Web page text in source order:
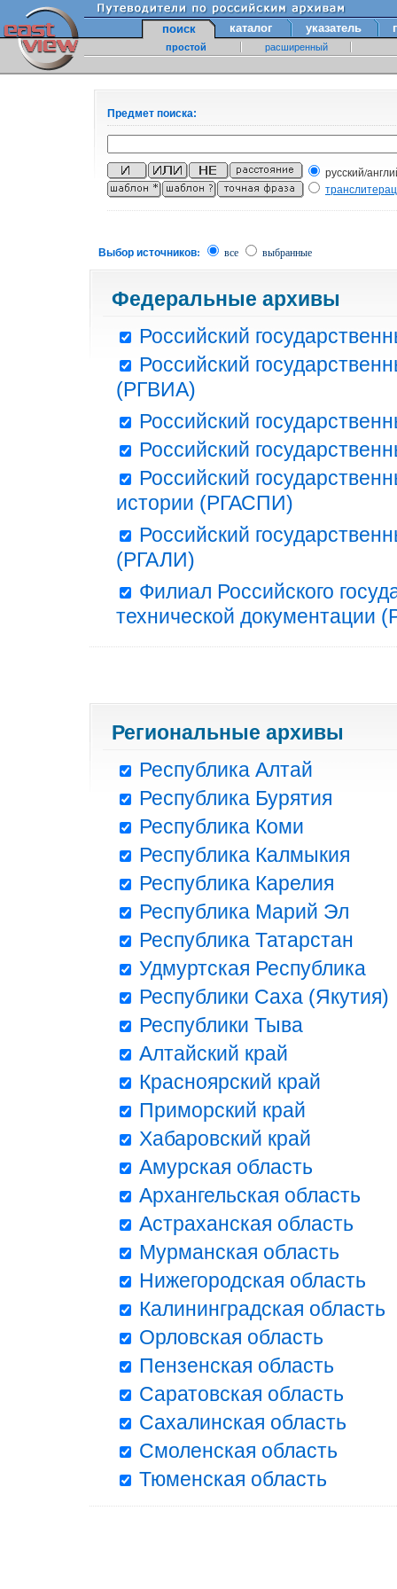
поиск каталог указатель
простой расширенный
Предмет поиска:
русский/
Выбор источников: все выбранные
Федеральные архивы
Российский
Российский
(РГВИА)
Российский
Российский
Российский
истории (РГАСПИ)
Российский
(РГАЛИ)
Филиал Российского
технической документации
Региональные архивы
Республика Алтай
Республика Бурятия
Республика Коми
Республика Калмыкия
Республика Карелия
Республика Марий Эл
Республика Татарстан
Удмуртская Республика
Республики Саха (Якутия)
Республики Тыва
Алтайский край
Красноярский край
Приморский край
Хабаровский край
Амурская область
Архангельская область
Астраханская область
Мурманская область
Нижегородская область
Калининградская область
Орловская область
Пензенская область
Саратовская область
Сахалинская область
Смоленская область
Тюменская область